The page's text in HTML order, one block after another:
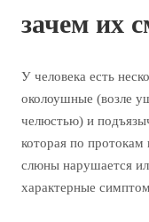
зачем их
У человека есть
околоушные (возле
челюстью) и
которая по протокам
слюны нарушается
характерные